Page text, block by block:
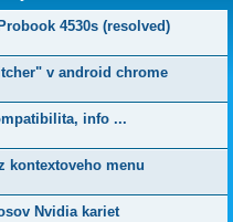
4530s (resolved)
v android chrome
info ...
kontextoveho menu
Nvidia kariet